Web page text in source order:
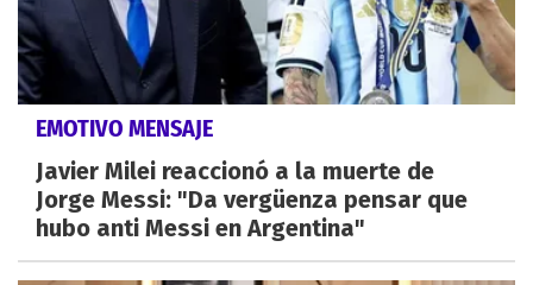
EMOTIVO MENSAJE
Javier Milei reaccionó a la muerte de
Jorge Messi: "Da vergüenza pensar que
hubo anti Messi en Argentina"